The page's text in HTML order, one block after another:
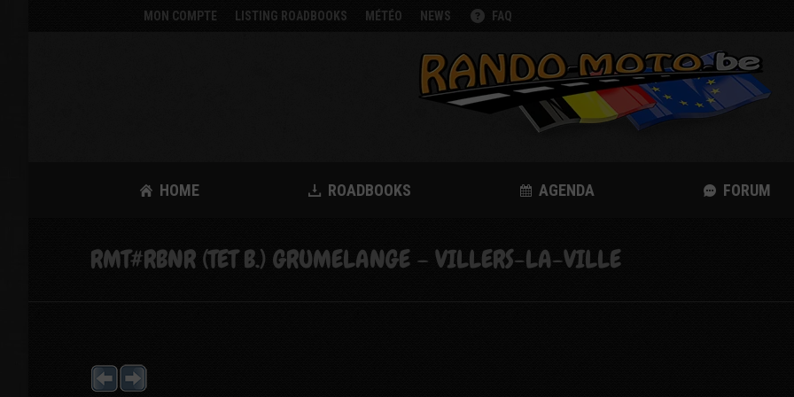
MON COMPTE LISTING ROADBOOKS MÉTÉO NEWS FAQ
HOME ROADBOOKS AGENDA FORUM
RMT#RBNR (TET B.) GRUMELANGE – VILLERS-LA-VILLE